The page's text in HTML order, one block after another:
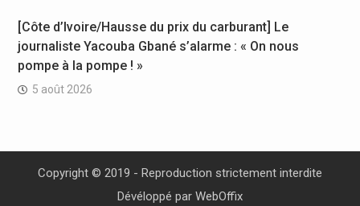
[Côte d’Ivoire/Hausse du prix du carburant] Le
journaliste Yacouba Gbané s’alarme : « On nous
pompe à la pompe ! »
5 août 2026
Copyright © 2019 - Reproduction strictement interdite
Dévéloppé par WebOffix